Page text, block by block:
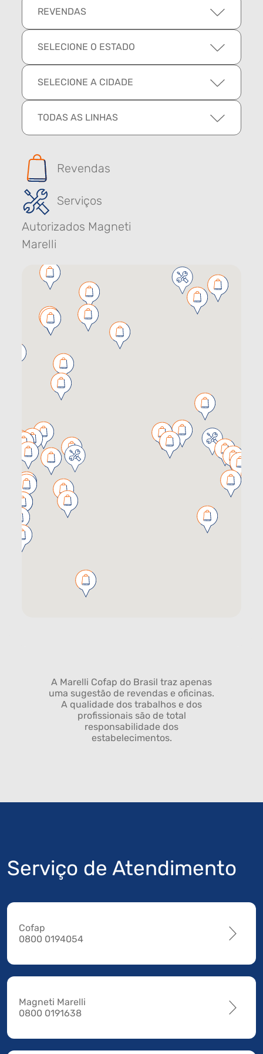
REVENDAS
SELECIONE O ESTADO
SELECIONE A CIDADE
TODAS AS LINHAS
Revendas
Serviços
Autorizados Magneti
Marelli
A Marelli Cofap do Brasil traz apenas
uma sugestão de revendas e oficinas.
A qualidade dos trabalhos e dos
profissionais são de total
responsabilidade dos
estabelecimentos.
Serviço de Atendimento
Cofap
0800 0194054
Magneti Marelli
0800 0191638